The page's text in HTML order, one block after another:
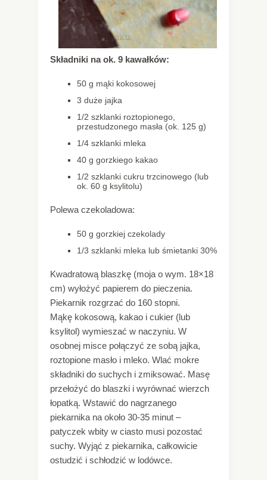
Składniki na ok. 9 kawałków:
50 g mąki kokosowej
3 duże jajka
1/2 szklanki roztopionego,
przestudzonego masła (ok. 125 g)
1/4 szklanki mleka
40 g gorzkiego kakao
1/2 szklanki cukru trzcinowego (lub
ok. 60 g ksylitolu)
Polewa czekoladowa:
50 g gorzkiej czekolady
1/3 szklanki mleka lub śmietanki 30%
Kwadratową blaszkę (moja o wym. 18×18
cm) wyłożyć papierem do pieczenia.
Piekarnik rozgrzać do 160 stopni.
Mąkę kokosową, kakao i cukier (lub
ksylitol) wymieszać w naczyniu. W
osobnej misce połączyć ze sobą jajka,
roztopione masło i mleko. Wlać mokre
składniki do suchych i zmiksować. Masę
przełożyć do blaszki i wyrównać wierzch
łopatką. Wstawić do nagrzanego
piekarnika na około 30-35 minut –
patyczek wbity w ciasto musi pozostać
suchy. Wyjąć z piekarnika, całkowicie
ostudzić i schłodzić w lodówce.